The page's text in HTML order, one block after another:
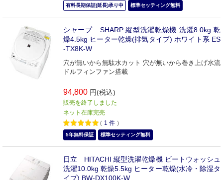
有料長期保証(延長)承り中 標準セッティング無料
シャープ SHARP 縦型洗濯乾燥機 洗濯8.0kg 乾
燥4.5kg ヒーター乾燥(排気タイプ) ホワイト系 ES
-TX8K-W
穴が無いから無駄水カット 穴が無いから巻き上げ水流
ドルフィンファン搭載
94,800 円(税込)
販売を終了しました
ネット在庫完売
（ 1 件 ）
5年無料保証 標準セッティング無料
日立 HITACHI 縦型洗濯乾燥機 ビートウォッシュ
洗濯10.0kg 乾燥5.5kg ヒーター乾燥(水冷・除湿タ
イプ) BW-DX100K-W